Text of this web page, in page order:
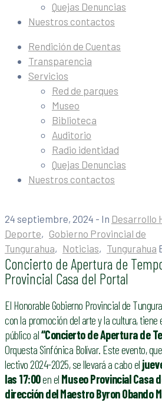
Quejas Denuncias
Nuestros contactos
Rendición de Cuentas
Transparencia
Servicios
Red de parques
Museo
Biblioteca
Auditorio
Radio identidad
Quejas Denuncias
Nuestros contactos
24 septiembre, 2024 - In Desarrollo
Deporte‚ Gobierno Provincial de
Tungurahua‚ Noticias‚ Tungurahua
Concierto de Apertura de
Provincial Casa del Portal
El Honorable Gobierno Provincial de
con la promoción del arte y la cultura, tiene
público al“Concierto de Apertura de
Orquesta Sinfónica Bolívar. Este evento,
lectivo 2024-2025, se llevará a cabo el
las 17:00en el Museo Provincial Casa
dirección del Maestro Byron Obando